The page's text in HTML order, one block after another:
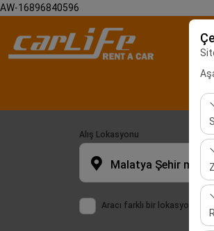
AW-16896840596
Alış Lokasyonu
Malatya Şehir
Aracı farklı bir lokasyona